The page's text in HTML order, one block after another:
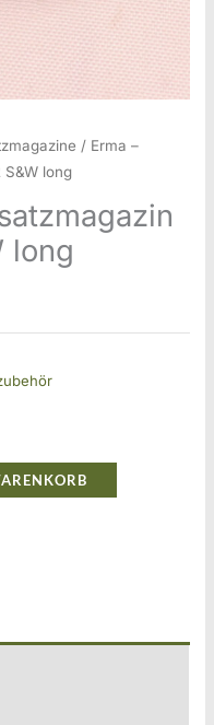
/ Erma –
S&W long
long